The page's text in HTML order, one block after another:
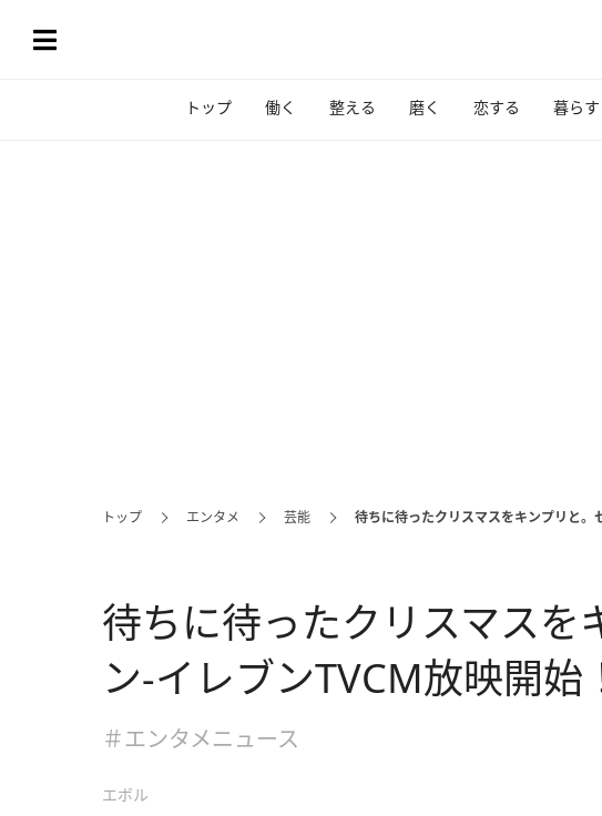
トップ 働く 整える 磨く 恋する 暮らす
トップ エンタメ 芸能 待ちに待ったクリスマスをキンプリと。
待ちに待ったクリスマスを
ン‐イレブンTVCM放映開始
＃エンタメニュース
エボル